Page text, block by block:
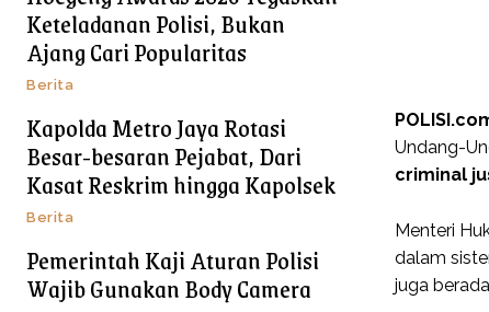
Keteladanan Polisi, Bukan
Ajang Cari Popularitas
Berita
Kapolda Metro Jaya Rotasi
Besar-besaran Pejabat, Dari
Kasat Reskrim hingga Kapolsek
Berita
Pemerintah Kaji Aturan Polisi
Wajib Gunakan Body Camera
Undang-
criminal
Menteri
dalam
juga